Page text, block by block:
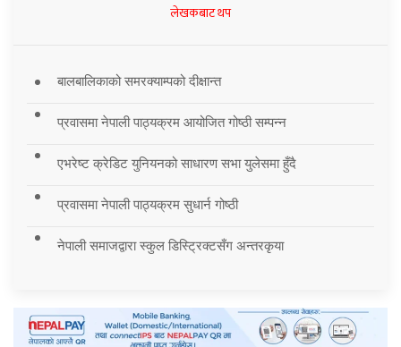
लेखकबाट थप
बालबालिकाको समरक्याम्पको दीक्षान्त
प्रवासमा नेपाली पाठ्यक्रम आयोजित गोष्ठी सम्पन्न
एभरेष्ट क्रेडिट युनियनको साधारण सभा युलेसमा हुँदै
प्रवासमा नेपाली पाठ्यक्रम सुधार्न गोष्ठी
नेपाली समाजद्वारा स्कुल डिस्ट्रिक्टसँग अन्तरकृया